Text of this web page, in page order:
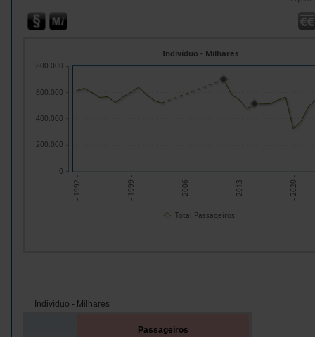
- 1992 - - 1999 - - 2006 - - 2013 - - 2020 -
Indivíduo - Milhares
0
200.000
400.000
600.000
800.000
Total Passageiros
Indivíduo - Milhares
Passageiros